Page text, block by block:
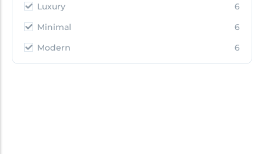
Luxury
6
Minimal
6
Modern
6